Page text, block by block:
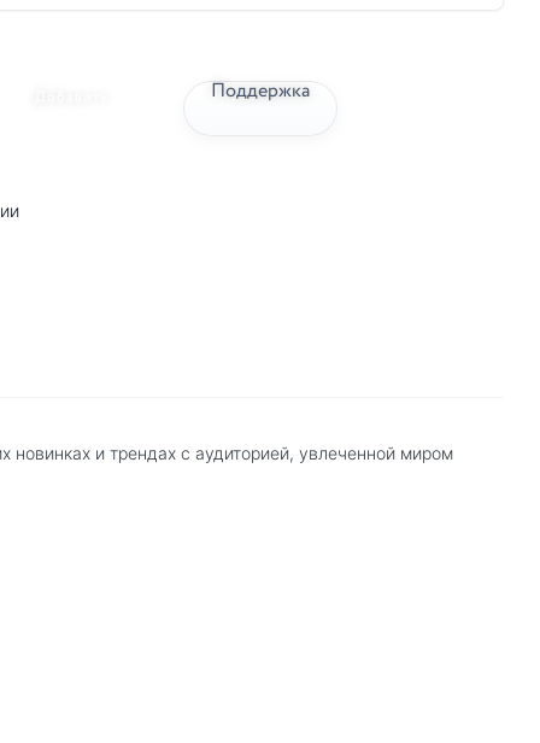
Поддержка
новинках и трендах с аудиторией, увлеченной миром